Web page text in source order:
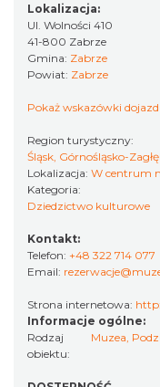
Lokalizacja:
Ul. Wolności 410
41-800 Zabrze
Gmina: Zabrze
Powiat: Zabrze
Pokaż wskazówki
Region turystyczny:
Śląsk, Górnośląsko-
Lokalizacja: W centrum
Kategoria:
Dziedzictwo kulturowe
Kontakt:
Telefon: +48 322 714 077
Email:
Strona internetowa:
Informacje ogólne:
Rodzaj
obiektu:
Muzea